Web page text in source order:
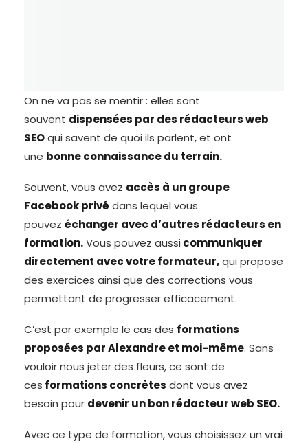
On ne va pas se mentir : elles sont
souvent dispensées par des rédacteurs web
SEOqui savent de quoi ils parlent, et ont
une bonne connaissance du terrain.
Souvent, vous avez accès à un groupe
Facebook privé dans lequel vous
pouvez échanger avec d’autres rédacteurs en
formation.Vous pouvez aussi communiquer
directement avec votre formateur,qui propose
des exercices ainsi que des corrections vous
permettant de progresser efficacement.
C’est par exemple le cas des formations
proposées par Alexandre et moi-même. Sans
vouloir nous jeter des fleurs, ce sont de
ces formations concrètes dont vous avez
besoin pour devenir un bon rédacteur web SEO.
Avec ce type de formation, vous choisissez un vrai